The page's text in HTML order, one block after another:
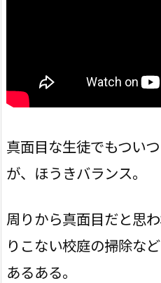
真面目な生徒でもつい
が、ほうきバランス。
周りから真面目だと思
りこない校庭の掃除な
あるある。